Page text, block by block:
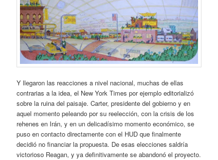
Y llegaron las reacciones a nivel nacional, muchas de ellas
contrarias a la idea, el New York Times por ejemplo editorializó
sobre la ruina del paisaje. Carter, presidente del gobierno y en
aquel momento peleando por su reelección, con la crisis de los
rehenes en Irán, y en un delicadísimo momento económico, se
puso en contacto directamente con el HUD que finalmente
decidió no financiar la propuesta. De esas elecciones saldría
victorioso Reagan, y ya definitivamente se abandonó el proyecto.